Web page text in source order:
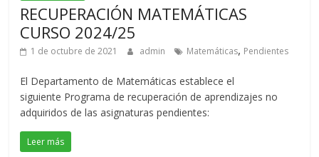
RECUPERACIÓN MATEMÁTICAS
CURSO 2024/25
1 de octubre de 2021 admin Matemáticas, Pendientes
El Departamento de Matemáticas establece el
siguiente Programa de recuperación de aprendizajes no
adquiridos de las asignaturas pendientes:
Leer más